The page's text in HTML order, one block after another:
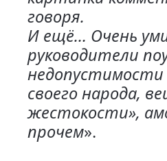
говоря.
И ещё… Очень
руководители
своего народа,
жестокости»,
прочем».